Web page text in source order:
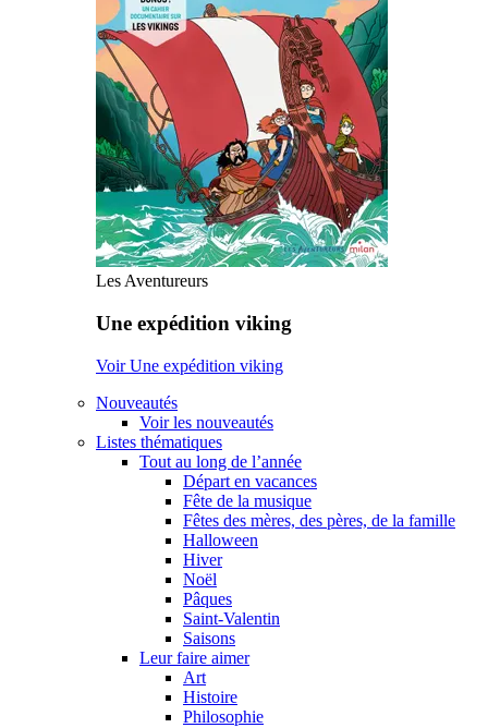
Les Aventureurs
Une expédition viking
Voir Une expédition viking
Nouveautés
Voir les nouveautés
Listes thématiques
Tout au long de l’année
Départ en vacances
Fête de la musique
Fêtes des mères, des pères, de la famille
Halloween
Hiver
Noël
Pâques
Saint-Valentin
Saisons
Leur faire aimer
Art
Histoire
Philosophie